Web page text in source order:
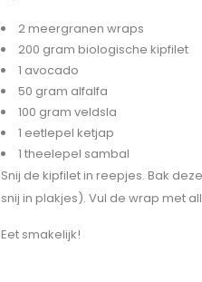
2 meergranen wraps
200 gram biologische kipfilet
1 avocado
50 gram alfalfa
100 gram veldsla
1 eetlepel ketjap
1 theelepel sambal
Snij de kipfilet in reepjes. Bak
snij in plakjes). Vul de wrap met
Eet smakelijk!